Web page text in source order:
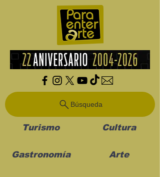
Búsqueda
Turismo Cultura
Gastronomía Arte